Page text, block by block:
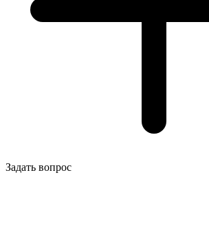
Задать вопрос